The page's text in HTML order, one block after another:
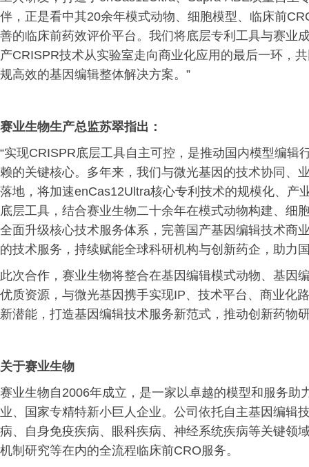
伴，正是看中其20余年模式动物、细胞模型、临床前
善的临床前药效评价平台。我们将底层专利工具与赛业
产CRISPR技术从实验室走向商业化应用的最后一环，
规高效的基因编辑整体解决方案。”
赛业生物生产总监苏翠指出：
“实现CRISPR底层工具自主可控，是推动国内模型编
赖的关键核心。多年来，我们与微光基因的技术协同、
落地，将加速enCas12Ultra核心专利技术的规模化、产
底层工具，结合赛业生物二十余年在模式动物构建、细
全面升级核心技术服务体系，完善国产基因编辑技术商
的技术服务，持续赋能全球科研机构与创新药企，助力
此次合作，赛业生物将整合在基因编辑模式动物、基因
优质资源，与微光基因携手实现IP、技术平台、商业化
新潜能，打造基因编辑技术服务新范式，推动创新药物
关于赛业生物
赛业生物自2006年成立，是一家以卓越的模型和服务
业、国家专精特新小巨人企业。公司依托自主基因编辑
病、自身免疫疾病、眼科疾病、神经系统疾病等关键领
机制研究等在内的全流程临床前CRO服务。